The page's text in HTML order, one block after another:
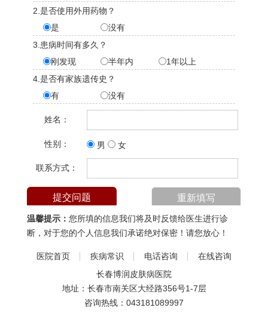
2.是否使用外用药物？
是
没有
3.患病时间有多久？
刚发现
半年内
1年以上
4.是否有家族遗传史？
有
没有
姓名：
性别： 男 女
联系方式：
温馨提示： 您所填的信息我们将及时反馈给医生进行诊
断，对于您的个人信息我们承诺绝对保密！请您放心！
医院首页 疾病常识 电话咨询
在线咨询
长春博润皮肤病医院
地址：长春市南关区大经路356号1-7层
咨询热线： 043181089997